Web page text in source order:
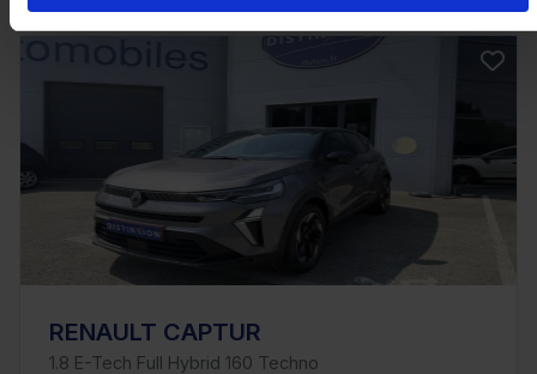
RENAULT CAPTUR
1.8 E-Tech Full Hybrid 160 Techno